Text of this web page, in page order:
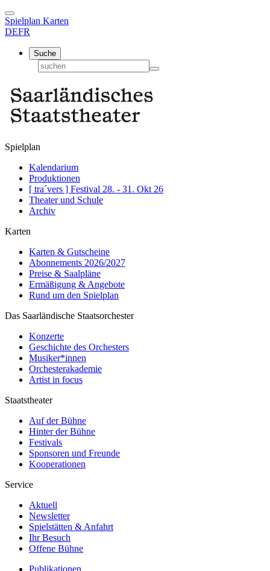
Spielplan Karten
DEFR
Suche
Spielplan
Kalendarium
Produktionen
[ tra´vers ] Festival 28. - 31. Okt 26
Theater und Schule
Archiv
Karten
Karten & Gutscheine
Abonnements 2026/2027
Preise & Saalpläne
Ermäßigung & Angebote
Rund um den Spielplan
Das Saarländische Staatsorchester
Konzerte
Geschichte des Orchesters
Musiker*innen
Orchesterakademie
Artist in focus
Staatstheater
Auf der Bühne
Hinter der Bühne
Festivals
Sponsoren und Freunde
Kooperationen
Service
Aktuell
Newsletter
Spielstätten & Anfahrt
Ihr Besuch
Offene Bühne
Publikationen